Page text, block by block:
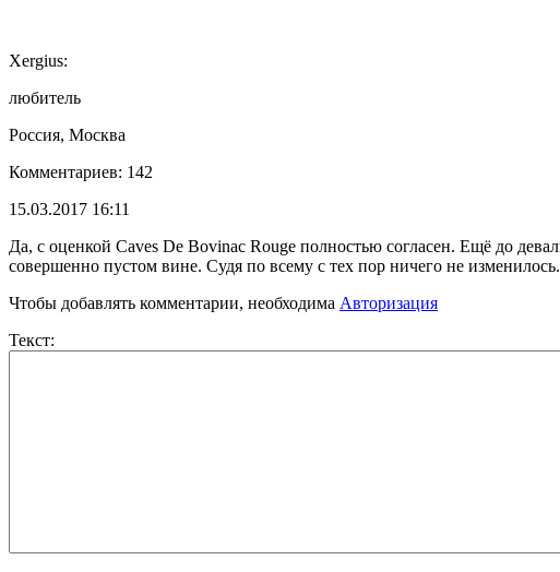
Xergius:
любитель
Россия, Москва
Комментариев: 142
15.03.2017 16:11
Да, с оценкой Caves De Bovinac Rouge полностью согласен. Ещё до
совершенно пустом вине. Судя по всему с тех пор ничего не
Чтобы добавлять комментарии, необходима Авторизация
Текст: